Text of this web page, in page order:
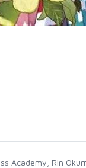
Academy, Rin